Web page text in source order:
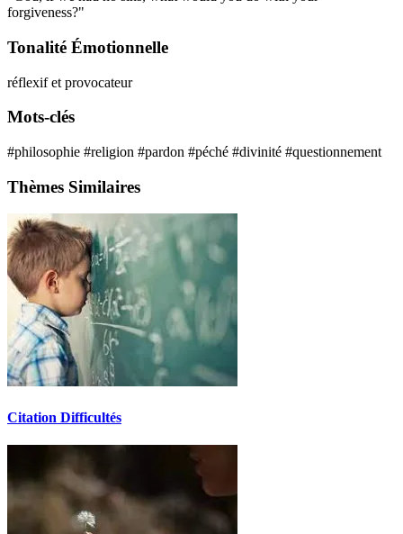
forgiveness?"
Tonalité Émotionnelle
réflexif et provocateur
Mots-clés
#philosophie #religion #pardon #péché #divinité #questionnement
Thèmes Similaires
Citation Difficultés